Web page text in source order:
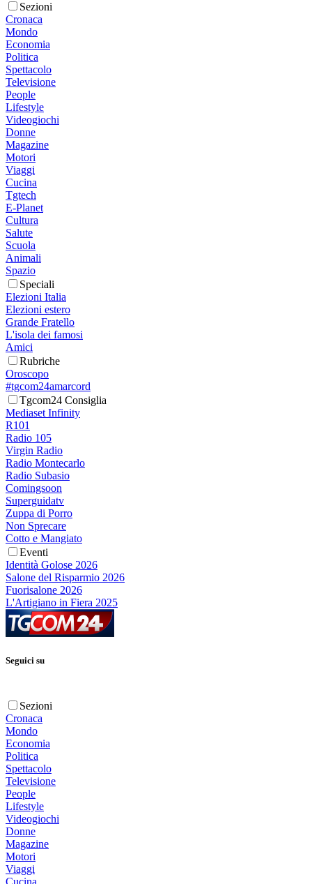
Sezioni
Cronaca
Mondo
Economia
Politica
Spettacolo
Televisione
People
Lifestyle
Videogiochi
Donne
Magazine
Motori
Viaggi
Cucina
Tgtech
E-Planet
Cultura
Salute
Scuola
Animali
Spazio
Speciali
Elezioni Italia
Elezioni estero
Grande Fratello
L'isola dei famosi
Amici
Rubriche
Oroscopo
#tgcom24amarcord
Tgcom24 Consiglia
Mediaset Infinity
R101
Radio 105
Virgin Radio
Radio Montecarlo
Radio Subasio
Comingsoon
Superguidatv
Zuppa di Porro
Non Sprecare
Cotto e Mangiato
Eventi
Identità Golose 2026
Salone del Risparmio 2026
Fuorisalone 2026
L'Artigiano in Fiera 2025
Seguici su
Sezioni
Cronaca
Mondo
Economia
Politica
Spettacolo
Televisione
People
Lifestyle
Videogiochi
Donne
Magazine
Motori
Viaggi